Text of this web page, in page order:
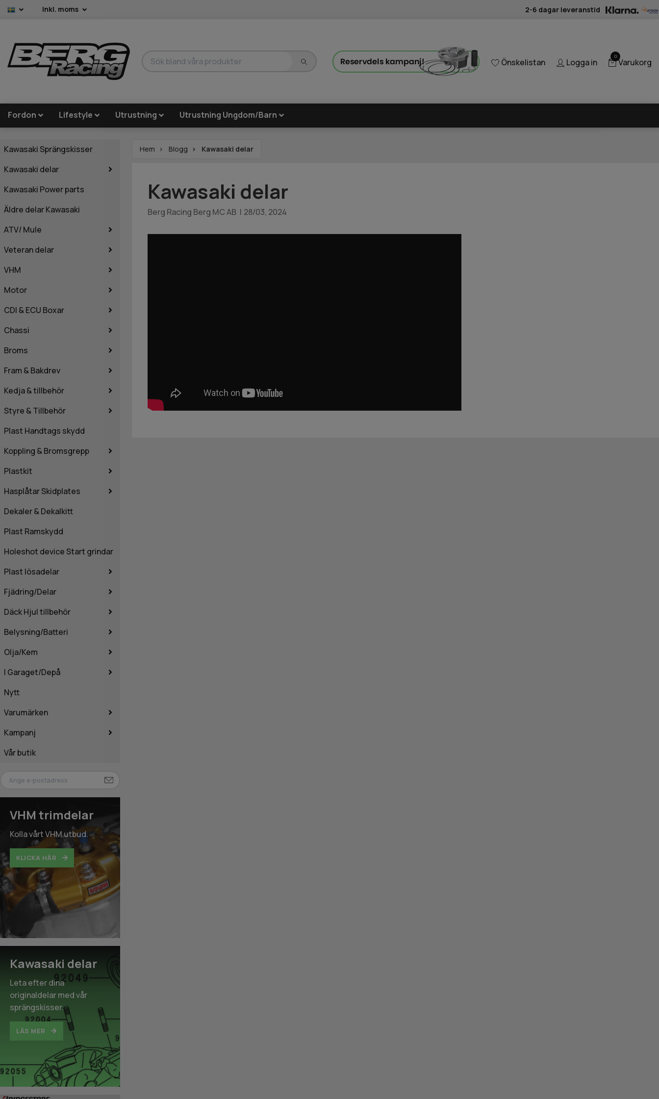
Inkl. moms 2-6 dagar leveranstid
Önskelistan Logga in
0
Varukorg
Fordon Lifestyle Utrustning Utrustning Ungdom/Barn
Kawasaki Sprängskisser
Kawasaki delar
Kawasaki Power parts
Äldre delar Kawasaki
ATV/ Mule
Veteran delar
VHM
Motor
CDI & ECU Boxar
Chassi
Broms
Fram & Bakdrev
Kedja & tillbehör
Styre & Tillbehör
Plast Handtags skydd
Koppling & Bromsgrepp
Plastkit
Hasplåtar Skidplates
Dekaler & Dekalkitt
Plast Ramskydd
Holeshot device Start grindar
Plast lösadelar
Fjädring/Delar
Däck Hjul tillbehör
Belysning/Batteri
Olja/Kem
I Garaget/Depå
Nytt
Varumärken
Kampanj
Vår butik
VHM trimdelar
Kolla vårt VHM utbud.
KLICKA HÄR
Kawasaki delar
Leta efter dina
originaldelar med vår
sprängskisser.
LÄS MER
Hem Blogg Kawasaki delar
Kawasaki delar
Berg Racing Berg MC AB | 28/03, 2024